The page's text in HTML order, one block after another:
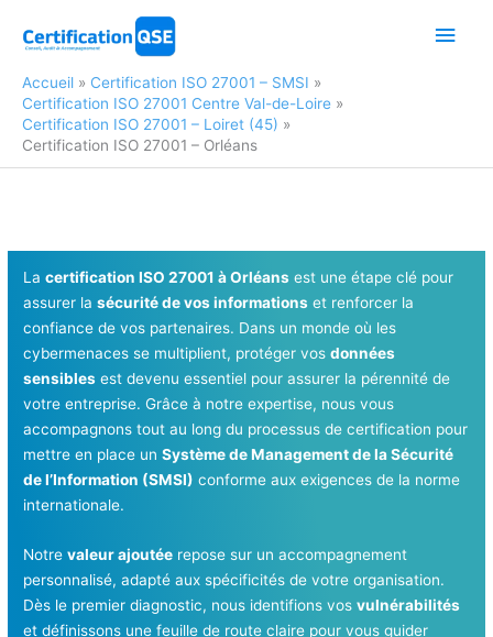
Accueil
Certification ISO 27001 – SMSI
Certification ISO 27001 Centre Val-de-Loire
Certification ISO 27001 – Loiret (45)
Certification ISO 27001 – Orléans
Lacertification ISO 27001 à Orléans est une étape clé pour
assurer lasécurité de vos informations et renforcer la
confiance de vos partenaires. Dans un monde où les
cybermenaces se multiplient, protéger vosdonnées
sensibles est devenu essentiel pour assurer la pérennité de
votre entreprise. Grâce à notre expertise, nous vous
accompagnons tout au long du processus de certification pour
mettre en place unSystème de Management de la Sécurité
de l’Information (SMSI) conforme aux exigences de la norme
internationale.
Notrevaleur ajoutée repose sur un accompagnement
personnalisé, adapté aux spécificités de votre organisation.
Dès le premier diagnostic, nous identifions vosvulnérabilités
et définissons une feuille de route claire pour vous guider